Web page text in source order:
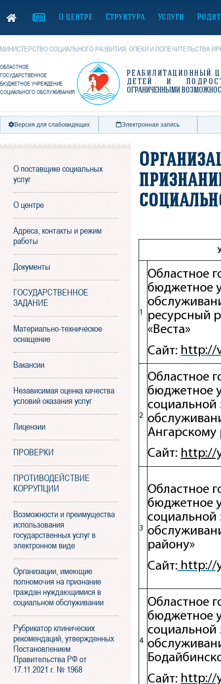
О центре Структура Услуги
МИНИСТЕРСТВО СОЦИАЛЬНОГО РАЗВИТИЯ, ОПЕКИ И ПОПЕЧИТЕЛЬСТВА
ОБЛАСТНОЕ
ГОСУДАРСТВЕННОЕ
БЮДЖЕТНОЕ УЧРЕЖДЕНИЕ
СОЦИАЛЬНОГО ОБСЛУЖИВАНИЯ
РЕАБИЛИТАЦИОННЫЙ
ДЕТЕЙ И
ОГРАНИЧЕННЫМИ
Версия для слабовидящих Электронная запись
О поставщике социальных
услуг
О центре
Адреса, контакты и режим
работы
Документы
ГОСУДАРСТВЕННОЕ
ЗАДАНИЕ
Материально-техническое
оснащение
Вакансии
Независимая оценка качества
условий оказания услуг
Лицензии
ПРОВЕРКИ
ПРОТИВОДЕЙСТВИЕ
КОРРУПЦИИ
Возможности и преимущества
использования
государственных услуг в
электронном виде
Организации, имеющие
полномочия на признание
граждан нуждающимися в
социальном обслуживании
Рубрикатор клинических
рекомендаций, утвержденных
Постановлением
Правительства РФ от
17.11.2021 г. № 1968
1
Областное
бюджетное
ресурсный
«Веста»
Сайт: http://
2
Областное
бюджетное
социальной
Ангарскому
Сайт: http://
3
Областное
бюджетное
социальной
району»
Сайт: http://
4
Областное
бюджетное
социальной
Сайт: http://